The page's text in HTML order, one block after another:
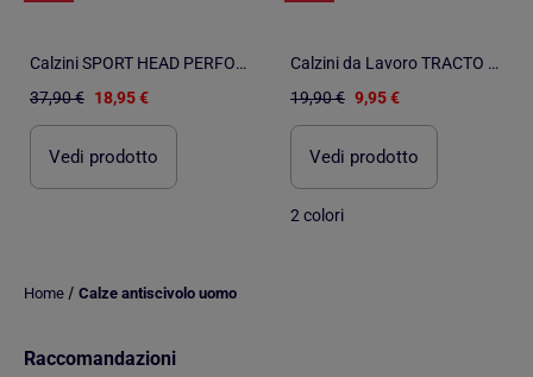
Calzini SPORT HEAD PERFORMANCE - Confezione da 2
37,90 € 18,95 €
Vedi prodotto
Calzini da Lavoro TRACTO Qualità Pro - Confezione da 3
19,90 € 9,95 €
Vedi prodotto
2 colori
Home / Calze antiscivolo uomo
Raccomandazioni